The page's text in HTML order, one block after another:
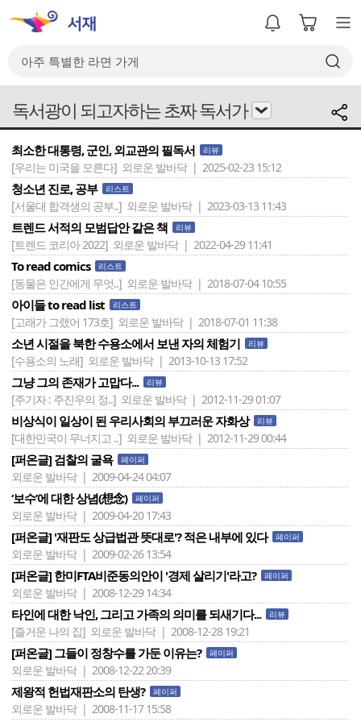
독서광이 되고자하는 초짜 독서가
최소한 대통령, 군인, 외교관의 필독서 리뷰
[우리는 미국을 모른다] 외로운 발바닥 | 2025-02-23 15:12
청소년 진로, 공부 리스트
[서울대 합격생의 공부..] 외로운 발바닥 | 2023-03-13 11:43
트렌드 서적의 모범답안 같은 책 리뷰
[트렌드 코리아 2022] 외로운 발바닥 | 2022-04-29 11:41
To read comics 리스트
[동물은 인간에게 무엇..] 외로운 발바닥 | 2018-07-04 10:55
아이들 to read list 리스트
[고래가 그랬어 173호] 외로운 발바닥 | 2018-07-01 11:38
소년 시절을 북한 수용소에서 보낸 자의 체험기 리뷰
[수용소의 노래] 외로운 발바닥 | 2013-10-13 17:52
그냥 그의 존재가 고맙다... 리뷰
[주기자 : 주진우의 정..] 외로운 발바닥 | 2012-11-29 01:07
비상식이 일상이 된 우리사회의 부끄러운 자화상 리뷰
[대한민국이 무너지고 ..] 외로운 발바닥 | 2012-11-29 00:44
[퍼온글] 검찰의 굴욕 페이퍼
외로운 발바닥 | 2009-04-24 04:07
‘보수’에 대한 상념(想念) 페이퍼
외로운 발바닥 | 2009-04-20 17:43
[퍼온글] '재판도 상급법관 뜻대로'? 적은 내부에 있다 페이퍼
외로운 발바닥 | 2009-02-26 13:54
[퍼온글] 한미FTA비준동의안이 '경제 살리기'라고? 페이퍼
외로운 발바닥 | 2008-12-29 14:34
타인에 대한 낙인, 그리고 가족의 의미를 되새기다... 리뷰
[즐거운 나의 집] 외로운 발바닥 | 2008-12-28 19:21
[퍼온글] 그들이 정창수를 가둔 이유는? 페이퍼
외로운 발바닥 | 2008-12-22 20:39
제왕적 헌법재판소의 탄생? 페이퍼
외로운 발바닥 | 2008-11-17 15:58